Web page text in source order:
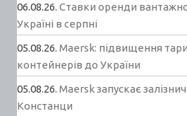
06.08.26. Ставки оренди
Україні в серпні
05.08.26. Maersk: підвищення
контейнерів до України
05.08.26. Maersk запускає
Констанци